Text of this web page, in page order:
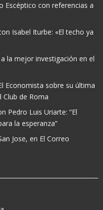
Escéptico con referencias a
Isabel Iturbe: «El techo ya
la mejor investigación en el
Economista sobre su última
Club de Roma
Pedro Luis Uriarte: “El
la esperanza”
Jose, en El Correo